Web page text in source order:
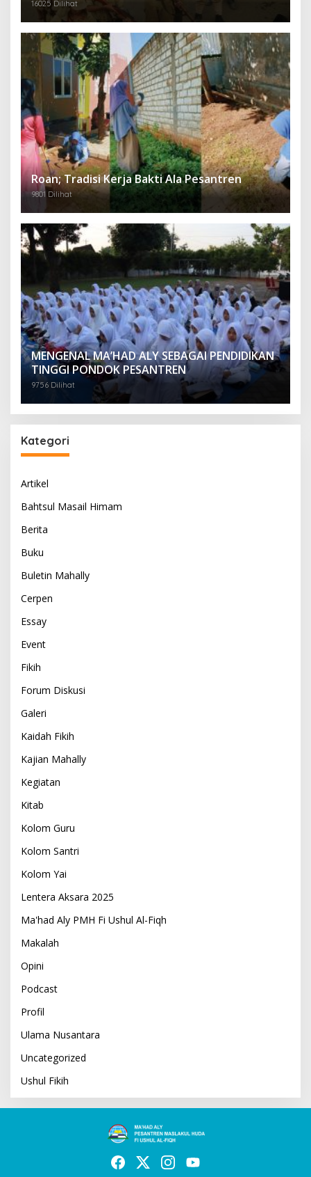
16025 Dilihat
Roan; Tradisi Kerja Bakti Ala Pesantren
9801 Dilihat
MENGENAL MA’HAD ALY SEBAGAI PENDIDIKAN
TINGGI PONDOK PESANTREN
9756 Dilihat
Kategori
Artikel
Bahtsul Masail Himam
Berita
Buku
Buletin Mahally
Cerpen
Essay
Event
Fikih
Forum Diskusi
Galeri
Kaidah Fikih
Kajian Mahally
Kegiatan
Kitab
Kolom Guru
Kolom Santri
Kolom Yai
Lentera Aksara 2025
Ma'had Aly PMH Fi Ushul Al-Fiqh
Makalah
Opini
Podcast
Profil
Ulama Nusantara
Uncategorized
Ushul Fikih